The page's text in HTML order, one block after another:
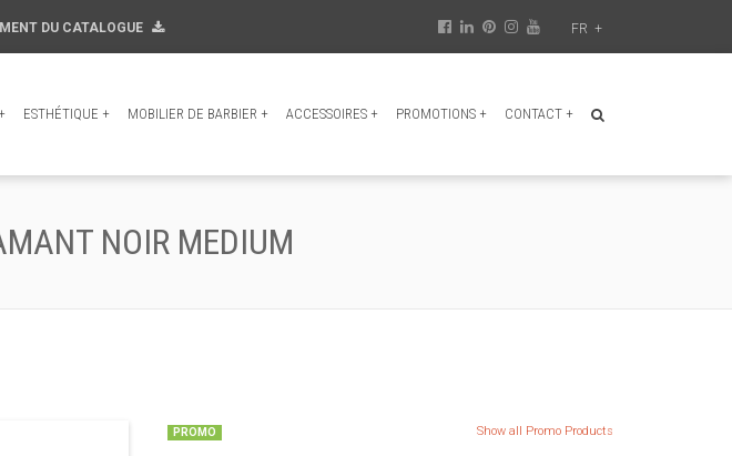
DU CATALOGUE FR +
+ ESTHÉTIQUE + MOBILIER DE BARBIER + ACCESSOIRES + PROMOTIONS + CONTACT +
NOIR MEDIUM
PROMO Show all Promo Products